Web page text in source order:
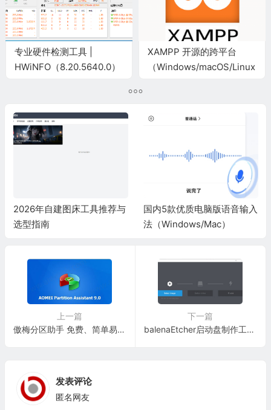
专业硬件检测工具 |
HWiNFO（8.20.5640.0）
XAMPP 开源的跨平台
（Windows/macOS/Linux）
2026年自建图床工具推荐与
选型指南
国内5款优质电脑版语音输入
法（Windows/Mac）
上一篇
傲梅分区助手 免费、简单易用的无损分区软件【软件下载】
下一篇
balenaEtcher启动盘制作工具【软件下载】
发表评论
匿名网友